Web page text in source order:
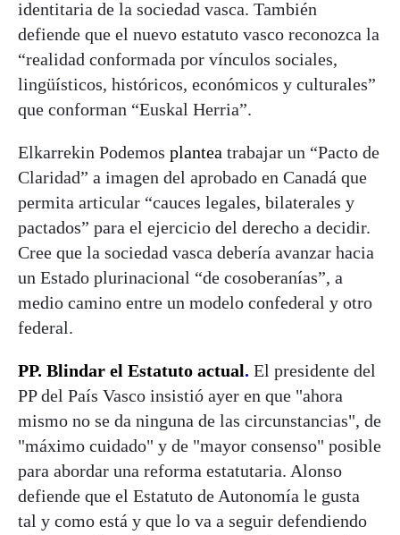
identitaria de la sociedad vasca. También
defiende que el nuevo estatuto vasco reconozca la
“realidad conformada por vínculos sociales,
lingüísticos, históricos, económicos y culturales”
que conforman “Euskal Herria”.
Elkarrekin Podemos plantea trabajar un “Pacto de
Claridad” a imagen del aprobado en Canadá que
permita articular “cauces legales, bilaterales y
pactados” para el ejercicio del derecho a decidir.
Cree que la sociedad vasca debería avanzar hacia
un Estado plurinacional “de cosoberanías”, a
medio camino entre un modelo confederal y otro
federal.
PP. Blindar el Estatuto actual. El presidente del
PP del País Vasco insistió ayer en que "ahora
mismo no se da ninguna de las circunstancias", de
"máximo cuidado" y de "mayor consenso" posible
para abordar una reforma estatutaria. Alonso
defiende que el Estatuto de Autonomía le gusta
tal y como está y que lo va a seguir defendiendo